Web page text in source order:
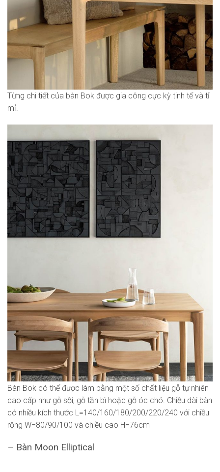
Từng chi tiết của bàn Bok được gia công cực kỳ tinh tế và tỉ
mỉ.
Bàn Bok có thể được làm bằng một số chất liệu gỗ tự nhiên
cao cấp như gỗ sồi, gỗ tần bì hoặc gỗ óc chó. Chiều dài bàn
có nhiều kích thước L=140/160/180/200/220/240 với chiều
rộng W=80/90/100 và chiều cao H=76cm
– Bàn Moon Elliptical